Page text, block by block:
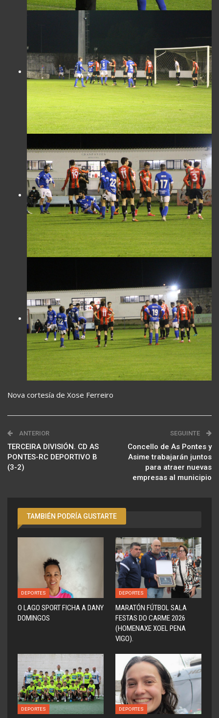
Nova cortesía de Xose Ferreiro
ANTERIOR
TERCEIRA DIVISIÓN. CD AS
PONTES-RC DEPORTIVO B
(3-2)
SEGUINTE
Concello de As Pontes y
Asime trabajarán juntos
para atraer nuevas
empresas al municipio
TAMBIÉN PODRÍA GUSTARTE
DEPORTES
O LAGO SPORT FICHA A DANY
DOMINGOS
DEPORTES
MARATÓN FÚTBOL SALA
FESTAS DO CARME 2026
(HOMENAXE XOEL PENA
VIGO).
DEPORTES DEPORTES